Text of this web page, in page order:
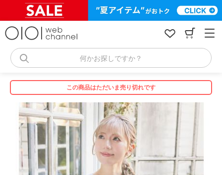
何かお探しですか？
この商品はただいま売り切れです